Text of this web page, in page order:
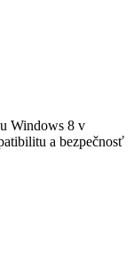
Windows 8 v
a bezpečnosť